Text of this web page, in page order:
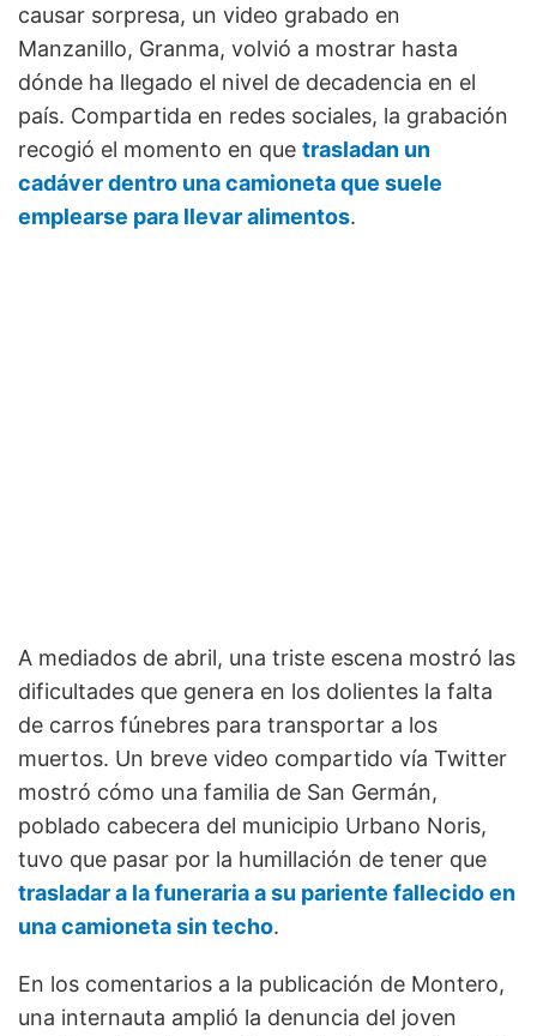
causar sorpresa, un video grabado en
Manzanillo, Granma, volvió a mostrar hasta
dónde ha llegado el nivel de decadencia en el
país. Compartida en redes sociales, la grabación
recogió el momento en que trasladan un
cadáver dentro una camioneta que suele
emplearse para llevar alimentos.
A mediados de abril, una triste escena mostró las
dificultades que genera en los dolientes la falta
de carros fúnebres para transportar a los
muertos. Un breve video compartido vía Twitter
mostró cómo una familia de San Germán,
poblado cabecera del municipio Urbano Noris,
tuvo que pasar por la humillación de tener que
trasladar a la funeraria a su pariente fallecido en
una camioneta sin techo.
En los comentarios a la publicación de Montero,
una internauta amplió la denuncia del joven